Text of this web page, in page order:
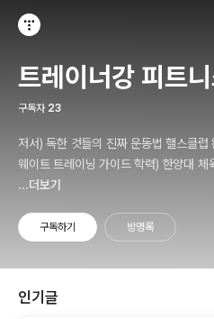
트레이너강 피트
구독자 23
저서) 독한 것들의 진짜 운동법 핼스클
웨이트 트레이닝 가이드 학력) 한양대 체육학 전공 가톨릭 보건대학원
인간공학 및 재활 보건학 전공 010-9446-0452 카톡:
...더보기
구독하기 방명록
인기글